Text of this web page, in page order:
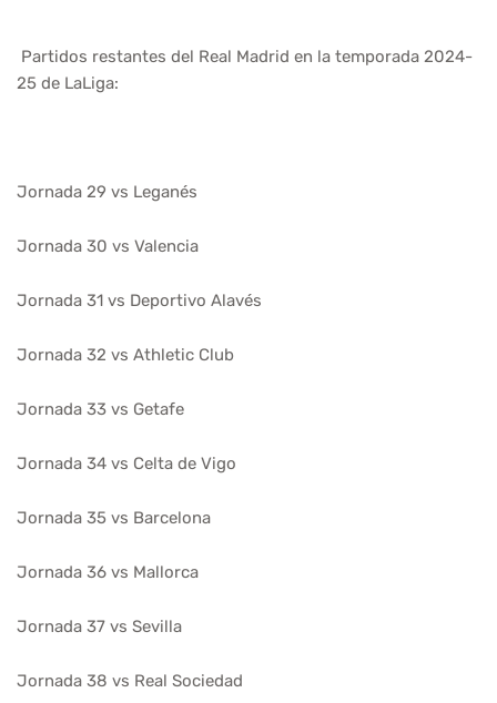
Partidos restantes del Real Madrid en la temporada 2024-
25 de LaLiga:
Jornada 29 vs Leganés
Jornada 30 vs Valencia
Jornada 31 vs Deportivo Alavés
Jornada 32 vs Athletic Club
Jornada 33 vs Getafe
Jornada 34 vs Celta de Vigo
Jornada 35 vs Barcelona
Jornada 36 vs Mallorca
Jornada 37 vs Sevilla
Jornada 38 vs Real Sociedad